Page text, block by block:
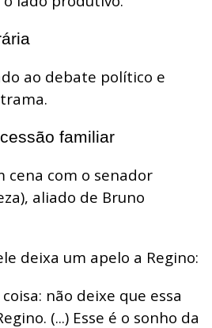
ao debate político e
familiar
cena com o senador
aliado de Bruno
deixa um apelo a Regino:
não deixe que essa
(...) Esse é o sonho da